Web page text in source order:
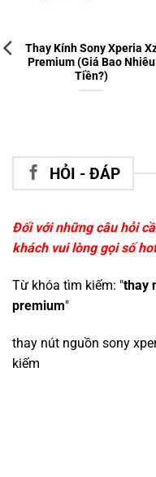
Thay Kính Sony Xperia
Premium (Giá Bao Nhiêu
Tiền?)
HỎI - ĐÁP
Đối với những câu hỏi
khách vui lòng gọi số
Từ khóa tìm kiếm: "thay
premium"
thay nút nguồn sony
kiếm